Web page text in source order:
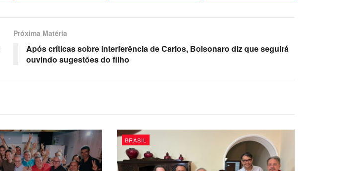
Próxima Matéria
Após críticas sobre interferência de Carlos, Bolsonaro diz que seguirá
ouvindo sugestões do filho
BRASIL